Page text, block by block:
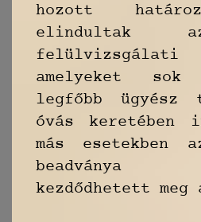
hozott
elindultak
amelyeket
legfőbb ügyész
óvás keretében
más esetekben
kezdődhetett